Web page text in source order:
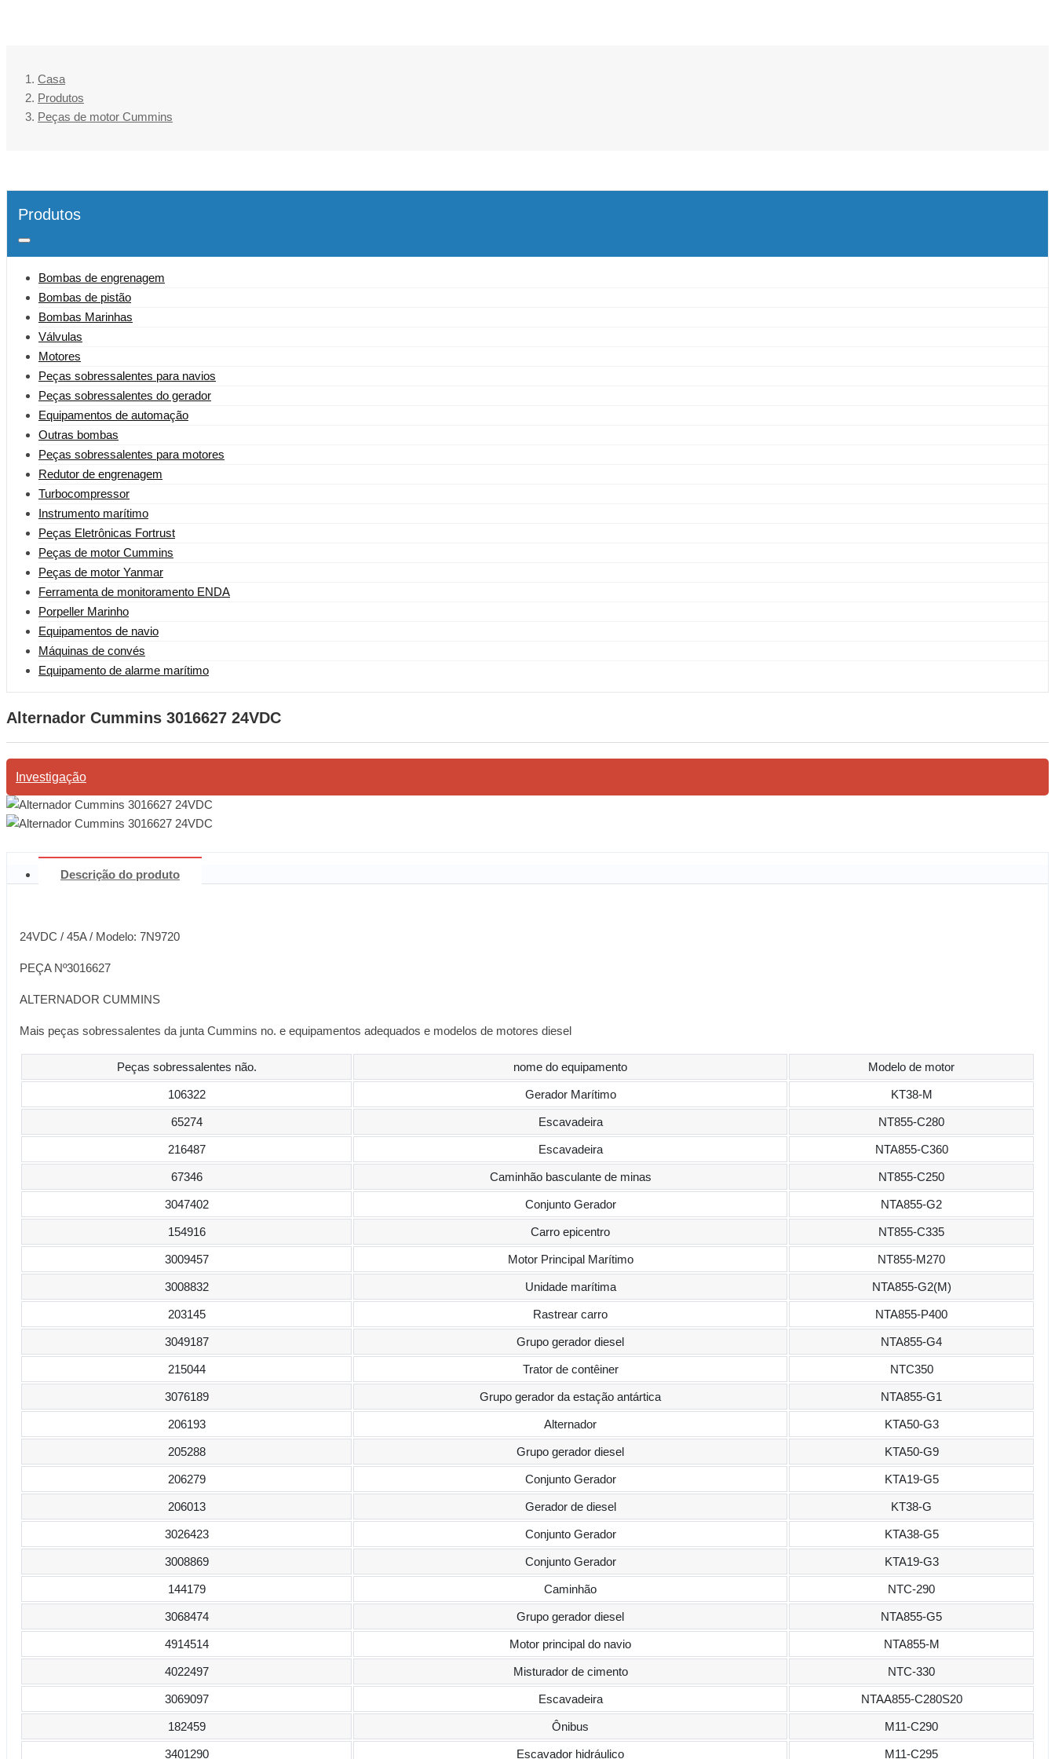
Casa
Produtos
Peças de motor Cummins
Produtos
Bombas de engrenagem
Bombas de pistão
Bombas Marinhas
Válvulas
Motores
Peças sobressalentes para navios
Peças sobressalentes do gerador
Equipamentos de automação
Outras bombas
Peças sobressalentes para motores
Redutor de engrenagem
Turbocompressor
Instrumento marítimo
Peças Eletrônicas Fortrust
Peças de motor Cummins
Peças de motor Yanmar
Ferramenta de monitoramento ENDA
Porpeller Marinho
Equipamentos de navio
Máquinas de convés
Equipamento de alarme marítimo
Alternador Cummins 3016627 24VDC
Investigação
Descrição do produto
24VDC / 45A / Modelo: 7N9720
PEÇA Nº3016627
ALTERNADOR CUMMINS
Mais peças sobressalentes da junta Cummins no. e equipamentos adequados e modelos de motores diesel
Peças sobressalentes não. nome do equipamento Modelo de motor
106322 Gerador Marítimo KT38-M
65274 Escavadeira NT855-C280
216487 Escavadeira NTA855-C360
67346 Caminhão basculante de minas NT855-C250
3047402 Conjunto Gerador NTA855-G2
154916 Carro epicentro NT855-C335
3009457 Motor Principal Marítimo NT855-M270
3008832 Unidade marítima NTA855-G2(M)
203145 Rastrear carro NTA855-P400
3049187 Grupo gerador diesel NTA855-G4
215044 Trator de contêiner NTC350
3076189 Grupo gerador da estação antártica NTA855-G1
206193 Alternador KTA50-G3
205288 Grupo gerador diesel KTA50-G9
206279 Conjunto Gerador KTA19-G5
206013 Gerador de diesel KT38-G
3026423 Conjunto Gerador KTA38-G5
3008869 Conjunto Gerador KTA19-G3
144179 Caminhão NTC-290
3068474 Grupo gerador diesel NTA855-G5
4914514 Motor principal do navio NTA855-M
4022497 Misturador de cimento NTC-330
3069097 Escavadeira NTAA855-C280S20
182459 Ônibus M11-C290
3401290 Escavador hidráulico M11-C295